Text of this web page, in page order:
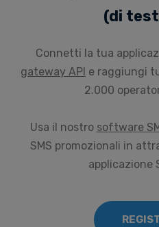
(di
Connetti la tua
gateway API e raggiungi
2.000
Usa il nostro software
SMS promozionali in
applicazione